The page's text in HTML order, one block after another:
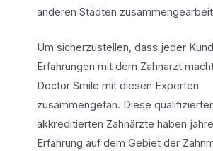
anderen Städten
Um sicherzustellen, dass jeder
Erfahrungen mit dem Zahnarzt
Doctor Smile mit diesen Experten
zusammengetan. Diese
akkreditierten Zahnärzte haben
Erfahrung auf dem Gebiet der